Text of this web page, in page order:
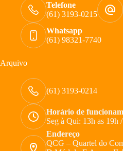
Telefone
(61) 3193-0215
Whatsapp
(61) 98321-7740
Arquivo
(61) 3193-0214
Horário de
Seg à Qui: 13h as 19h
Endereço
QCG – Quartel do